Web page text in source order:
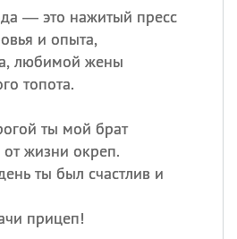
— это нажитый пресс
и опыта,
любимой жены
топота.
ты мой брат
от жизни окреп.
ты был счастлив и
прицеп!